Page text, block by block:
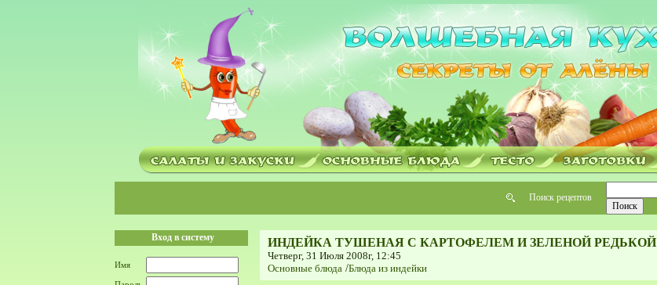
Поиск рецептов
Вход в систему
Имя
ИНДЕЙКА ТУШЕНАЯ С КАРТОФЕЛЕМ И ЗЕЛЕНОЙ РЕДЬКОЙ
Четверг, 31 Июля 2008г, 12:45
Основные блюда/Блюда из индейки